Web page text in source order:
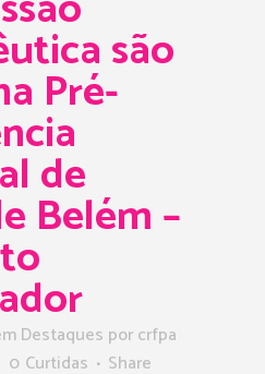
são
Pré-
de
Belém –
Destaques porcrfpa
0 Curtidas Share